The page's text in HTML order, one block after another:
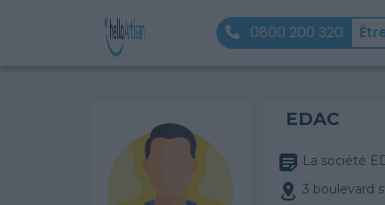
0800 200 320
EDAC
La société
3 boulevard